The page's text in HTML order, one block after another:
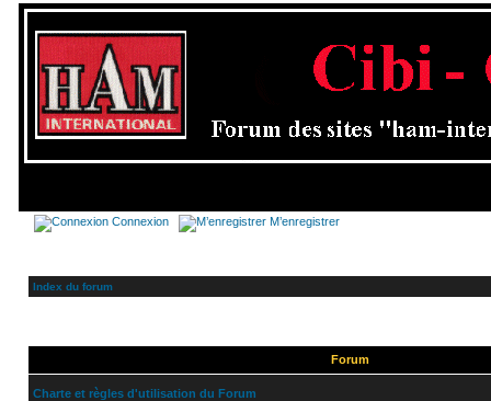
Connexion M’enregistrer
Index du forum
Forum
Charte et règles d'utilisation du Forum